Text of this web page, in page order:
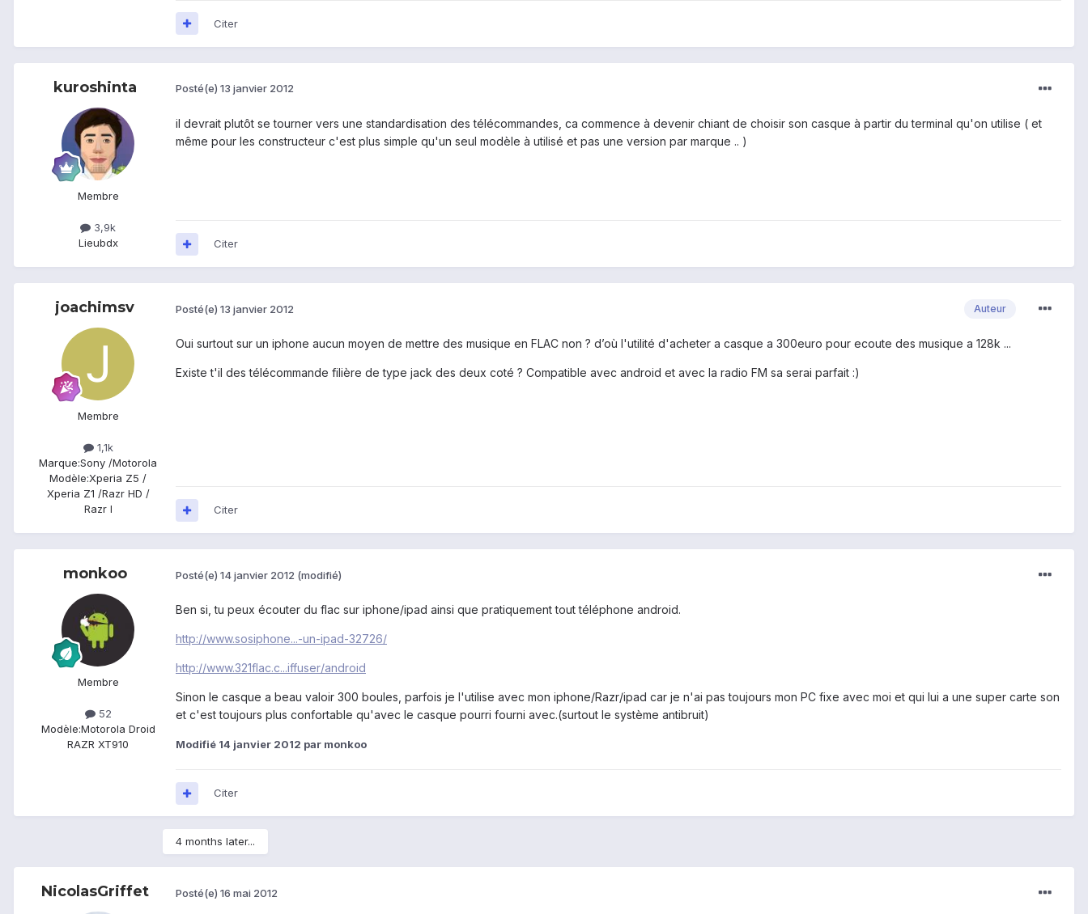
Citer
kuroshinta
Membre
3,9k
Lieubdx
Posté(e) 13 janvier 2012
il devrait plutôt se tourner vers une standardisation des télécommandes, ca commence à devenir chiant de choisir son casque à partir du terminal qu'on utilise ( et
même pour les constructeur c'est plus simple qu'un seul modèle à utilisé et pas une version par marque .. )
Citer
joachimsv
Membre
1,1k
Marque:Sony /Motorola
Modèle:Xperia Z5 /
Xperia Z1 /Razr HD /
Razr I
Auteur
Posté(e) 13 janvier 2012
Oui surtout sur un iphone aucun moyen de mettre des musique en FLAC non ? d’où l'utilité d'acheter a casque a 300euro pour ecoute des musique a 128k ...
Existe t'il des télécommande filière de type jack des deux coté ? Compatible avec android et avec la radio FM sa serai parfait :)
Citer
monkoo
Membre
52
Modèle:Motorola Droid
RAZR XT910
Posté(e) 14 janvier 2012 (modifié)
Ben si, tu peux écouter du flac sur iphone/ipad ainsi que pratiquement tout téléphone android.
http://www.sosiphone...-un-ipad-32726/
http://www.321flac.c...iffuser/android
Sinon le casque a beau valoir 300 boules, parfois je l'utilise avec mon iphone/Razr/ipad car je n'ai pas toujours mon PC fixe avec moi et qui lui a une super carte son
et c'est toujours plus confortable qu'avec le casque pourri fourni avec.(surtout le système antibruit)
Modifié 14 janvier 2012 par monkoo
Citer
4 months later...
NicolasGriffet Posté(e) 16 mai 2012